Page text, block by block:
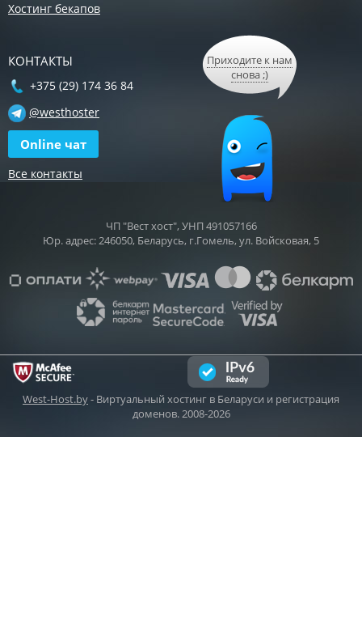
Хостинг бекапов
КОНТАКТЫ
+375 (29) 174 36 84
@westhoster
Online чат
Все контакты
Приходите к нам
снова ;)
ЧП "Вест хост", УНП 491057166
Юр. адрес: 246050, Беларусь, г.Гомель, ул. Войсковая, 5
West-Host.by- Виртуальный хостинг в Беларуси и регистрация
доменов. 2008-2026